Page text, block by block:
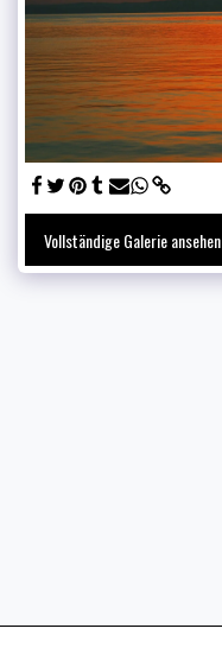
Vollständige Galerie ansehen